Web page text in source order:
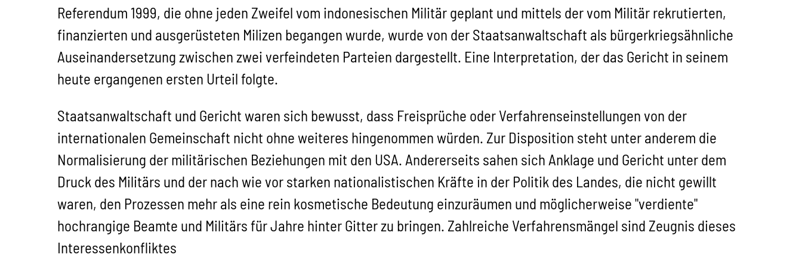
Referendum 1999, die ohne jeden Zweifel vom indonesischen Militär geplant und mittels der vom Militär rekrutierten,
finanzierten und ausgerüsteten Milizen begangen wurde, wurde von der Staatsanwaltschaft als bürgerkriegsähnliche
Auseinandersetzung zwischen zwei verfeindeten Parteien dargestellt. Eine Interpretation, der das Gericht in seinem
heute ergangenen ersten Urteil folgte.
Staatsanwaltschaft und Gericht waren sich bewusst, dass Freisprüche oder Verfahrenseinstellungen von der
internationalen Gemeinschaft nicht ohne weiteres hingenommen würden. Zur Disposition steht unter anderem die
Normalisierung der militärischen Beziehungen mit den USA. Andererseits sahen sich Anklage und Gericht unter dem
Druck des Militärs und der nach wie vor starken nationalistischen Kräfte in der Politik des Landes, die nicht gewillt
waren, den Prozessen mehr als eine rein kosmetische Bedeutung einzuräumen und möglicherweise "verdiente"
hochrangige Beamte und Militärs für Jahre hinter Gitter zu bringen. Zahlreiche Verfahrensmängel sind Zeugnis dieses
Interessenkonfliktes